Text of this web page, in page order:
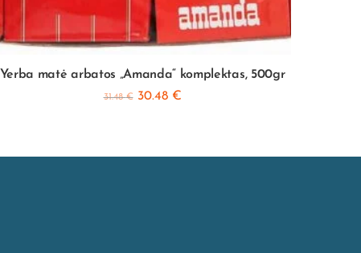
Yerba matė arbatos „Amanda“ komplektas, 500gr
31.48€ 30.48 €